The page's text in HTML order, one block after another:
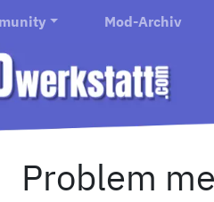
Mod-Archiv
Problem